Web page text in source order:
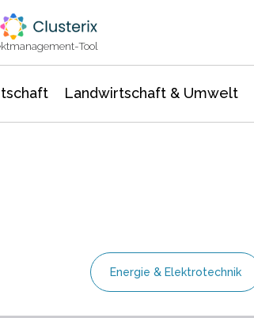
Tool
Landwirtschaft & Umwelt
Energie & Elektrotechnik